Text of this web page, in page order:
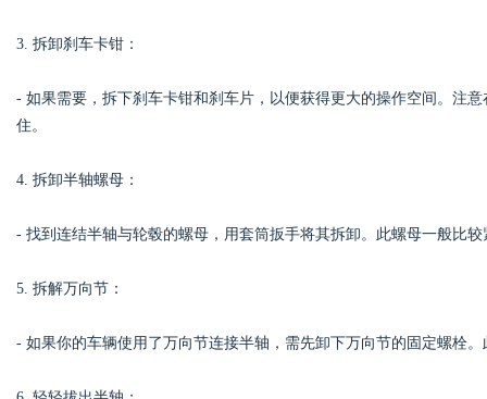
3. 拆卸刹车卡钳：
- 如果需要，拆下刹车卡钳和刹车片，以便获得更大的操作空间。注
住。
4. 拆卸半轴螺母：
- 找到连结半轴与轮毂的螺母，用套筒扳手将其拆卸。此螺母一般比
5. 拆解万向节：
- 如果你的车辆使用了万向节连接半轴，需先卸下万向节的固定螺栓